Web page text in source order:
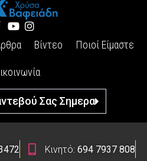
Βίντεο Ποιοί Είμαστε
Σας Σημερα
Κινητό: 694 7937 808